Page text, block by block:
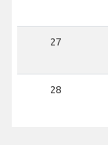
27
28